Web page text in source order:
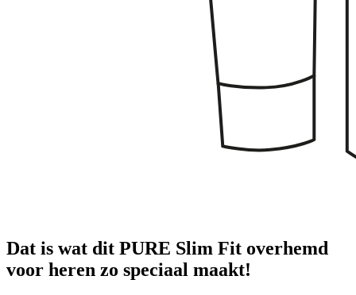
Dat is wat dit PURE Slim Fit overhemd
voor heren zo speciaal maakt!